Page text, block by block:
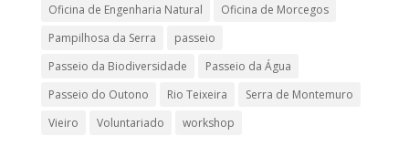
Oficina de Engenharia Natural
Oficina de Morcegos
Pampilhosa da Serra
passeio
Passeio da Biodiversidade
Passeio da Água
Passeio do Outono
Rio Teixeira
Serra de Montemuro
Vieiro
Voluntariado workshop